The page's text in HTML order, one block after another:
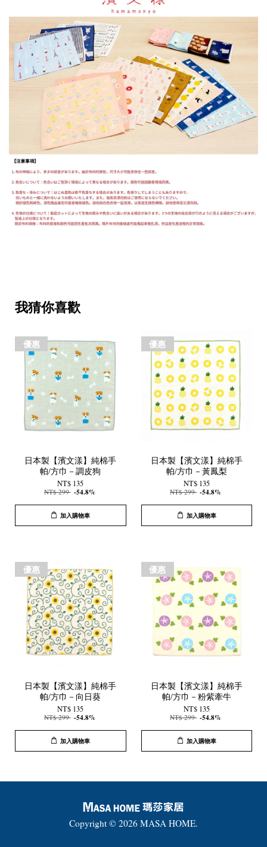
我猜你喜歡
優惠
日本製【濱文漾】純棉手
帕/方巾－調皮狗
NT$ 135
NT$ 299 -54.8%
加入購物車
優惠
日本製【濱文漾】純棉手
帕/方巾－黃鳳梨
NT$ 135
NT$ 299 -54.8%
加入購物車
優惠
日本製【濱文漾】純棉手
帕/方巾－向日葵
NT$ 135
NT$ 299 -54.8%
加入購物車
優惠
日本製【濱文漾】純棉手
帕/方巾－粉紫牽牛
NT$ 135
NT$ 299 -54.8%
加入購物車
Copyright © 2026 MASA HOME.